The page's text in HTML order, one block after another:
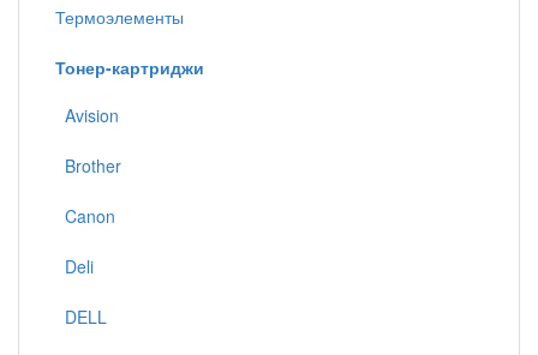
Термоэлементы
Тонер-картриджи
Avision
Brother
Canon
Deli
DELL